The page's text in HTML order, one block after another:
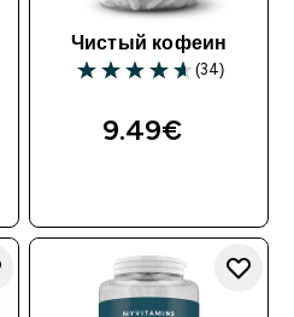
Чистый кофеин
(34)
9.49€‎